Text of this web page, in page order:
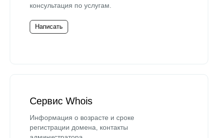
консультация по услугам.
Написать
Сервис Whois
Информация о возрасте и сроке
регистрации домена, контакты